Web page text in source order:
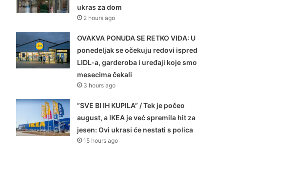
ukras za dom
2 hours ago
OVAKVA PONUDA SE RETKO VIĐA: U
ponedeljak se očekuju redovi ispred
LIDL-a, garderoba i uređaji koje smo
mesecima čekali
3 hours ago
”SVE BI IH KUPILA” / Tek je počeo
august, a IKEA je već spremila hit za
jesen: Ovi ukrasi će nestati s polica
15 hours ago